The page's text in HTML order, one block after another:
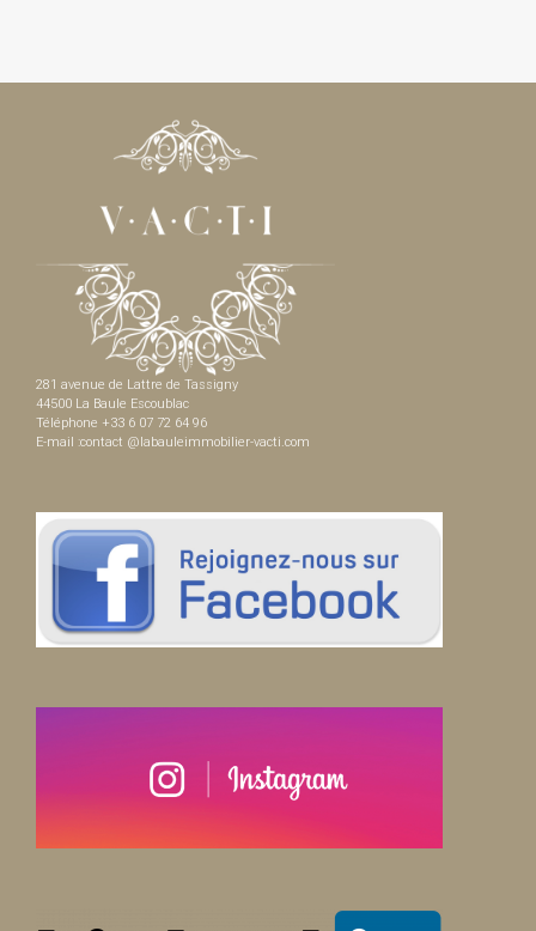
281 avenue de Lattre de Tassigny
44500 La Baule Escoublac
Téléphone +33 6 07 72 64 96
E-mail :contact @labauleimmobilier-vacti.com